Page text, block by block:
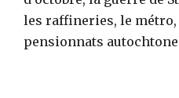
les raffineries, le
pensionnats